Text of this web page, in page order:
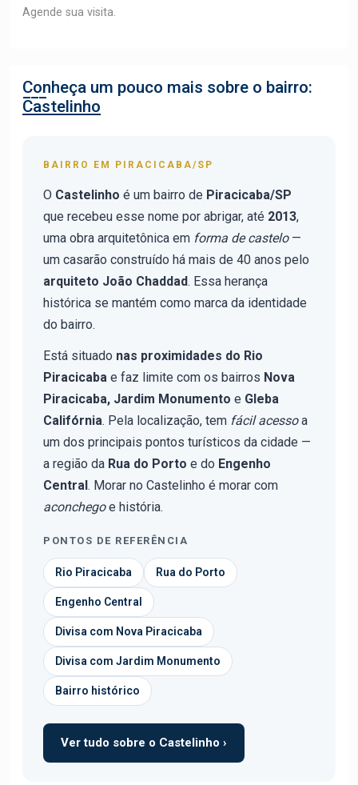
Agende sua visita.
Conheça um pouco mais sobre o bairro:
Castelinho
BAIRRO EM PIRACICABA/SP
O Castelinho é um bairro de Piracicaba/SP
que recebeu esse nome por abrigar, até 2013,
uma obra arquitetônica em forma de castelo—
um casarão construído há mais de 40 anos pelo
arquiteto João Chaddad. Essa herança
histórica se mantém como marca da identidade
do bairro.
Está situado nas proximidades do Rio
Piracicaba e faz limite com os bairros Nova
Piracicaba, Jardim Monumento e Gleba
Califórnia. Pela localização, tem fácil acessoa
um dos principais pontos turísticos da cidade —
a região da Rua do Porto e do Engenho
Central. Morar no Castelinho é morar com
aconchegoe história.
PONTOS DE REFERÊNCIA
Rio Piracicaba Rua do Porto
Engenho Central
Divisa com Nova Piracicaba
Divisa com Jardim Monumento
Bairro histórico
Ver tudo sobre o Castelinho ›